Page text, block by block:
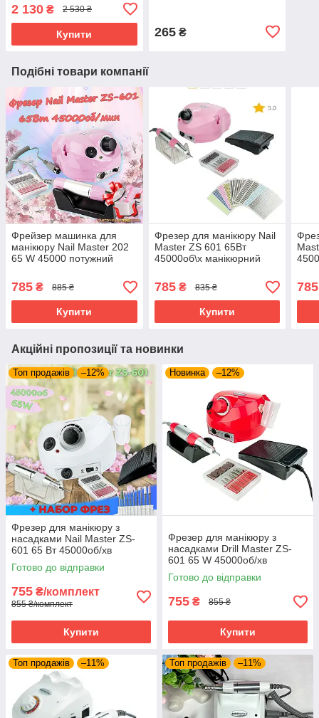
зняття гель лаку з
фрезами
2 130 ₴ 2 530 ₴
Купити 265₴
Подібні товари компанії
Фрейзер машинка для
манікюру Nail Master 202
65 W 45000 потужний
фрезер апарат фрези Nail
Drill pro zs 601
785 ₴ 885 ₴
Купити
Фрезер для манікюру Nail
Master ZS 601 65Вт
45000об\х манікюрний
машинка для нігтів DM
202
785₴ 835 ₴
Купити
785
Акційні пропозиції та новинки
Топ продажів –12%
Фрезер для манікюру з
насадками Nail Master ZS-
601 65 Вт 45000об/хв
(машинка для нігтів,
шліфування лаку, makeup
Готово до відправки
755 ₴/комплект
855 ₴/комплект
Купити
Новинка –12%
Фрезер для манікюру з
насадками Drill Master ZS-
601 65 W 45000об/хв
машинка для нігтів,
шліфування лаку, makeup
Готово до відправки
755 ₴ 855 ₴
Купити
Топ продажів –11% Топ продажів –11%